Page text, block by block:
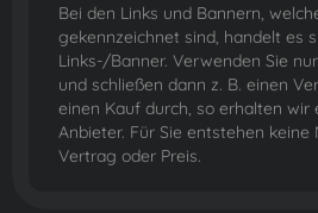
Bei den Links und Bannern,
gekennzeichnet sind, handelt es
Links-/Banner. Verwenden Sie
und schließen dann z. B. einen
einen Kauf durch, so erhalten wir
Anbieter. Für Sie entstehen keine
Vertrag oder Preis.